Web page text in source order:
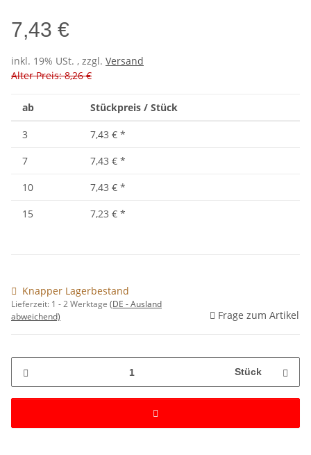
7,43 €
inkl. 19% USt. , zzgl. Versand
Alter Preis: 8,26 €
ab Stückpreis / Stück
3 7,43 € *
7
7,43 € *
10
7,43 € *
15
7,23 € *
Knapper Lagerbestand
Lieferzeit: 1 - 2 Werktage (DE - Ausland
abweichend)
Frage zum Artikel
Stück